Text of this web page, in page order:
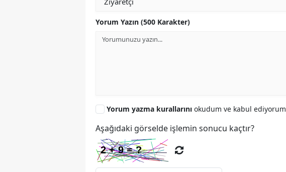
Yorum Yazın (500 Karakter)
Yorum yazma kurallarını okudum ve kabul ediyorum
Aşağıdaki görselde işlemin sonucu kaçtır?